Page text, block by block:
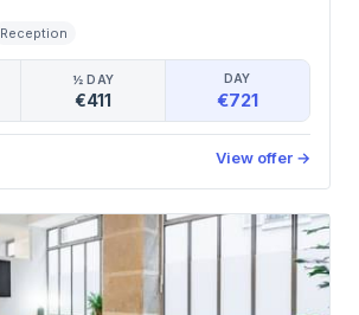
Reception
½ DAY
€411
DAY
€721
View offer →